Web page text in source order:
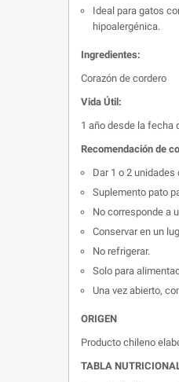
Ideal para gatos
hipoalergénica.
Ingredientes:
Corazón de cordero
Vida Útil:
1 año desde la fecha
Recomendación de
Dar 1 o 2
Suplemento pato
No corresponde a
Conservar en un
No refrigerar.
Solo para
Una vez abierto,
ORIGEN
Producto chileno
TABLA